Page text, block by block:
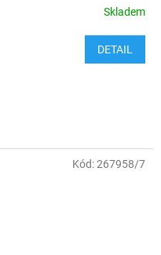
Skladem
DETAIL
Kód:267958/7